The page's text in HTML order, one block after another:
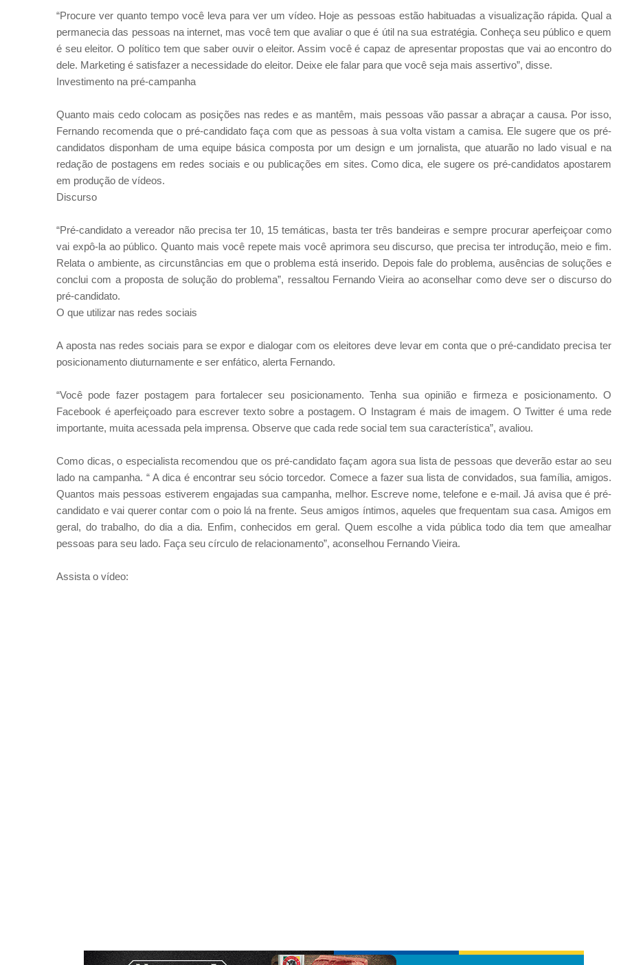
“Procure ver quanto tempo você leva para ver um vídeo. Hoje as pessoas estão habituadas a visualização rápida. Qual a
permanecia das pessoas na internet, mas você tem que avaliar o que é útil na sua estratégia. Conheça seu público e quem
é seu eleitor. O político tem que saber ouvir o eleitor. Assim você é capaz de apresentar propostas que vai ao encontro do
dele. Marketing é satisfazer a necessidade do eleitor. Deixe ele falar para que você seja mais assertivo”, disse.
Investimento na pré-campanha
Quanto mais cedo colocam as posições nas redes e as mantêm, mais pessoas vão passar a abraçar a causa. Por isso,
Fernando recomenda que o pré-candidato faça com que as pessoas à sua volta vistam a camisa. Ele sugere que os pré-
candidatos disponham de uma equipe básica composta por um design e um jornalista, que atuarão no lado visual e na
redação de postagens em redes sociais e ou publicações em sites. Como dica, ele sugere os pré-candidatos apostarem
em produção de vídeos.
Discurso
“Pré-candidato a vereador não precisa ter 10, 15 temáticas, basta ter três bandeiras e sempre procurar aperfeiçoar como
vai expô-la ao público. Quanto mais você repete mais você aprimora seu discurso, que precisa ter introdução, meio e fim.
Relata o ambiente, as circunstâncias em que o problema está inserido. Depois fale do problema, ausências de soluções e
conclui com a proposta de solução do problema”, ressaltou Fernando Vieira ao aconselhar como deve ser o discurso do
pré-candidato.
O que utilizar nas redes sociais
A aposta nas redes sociais para se expor e dialogar com os eleitores deve levar em conta que o pré-candidato precisa ter
posicionamento diuturnamente e ser enfático, alerta Fernando.
“Você pode fazer postagem para fortalecer seu posicionamento. Tenha sua opinião e firmeza e posicionamento. O
Facebook é aperfeiçoado para escrever texto sobre a postagem. O Instagram é mais de imagem. O Twitter é uma rede
importante, muita acessada pela imprensa. Observe que cada rede social tem sua característica”, avaliou.
Como dicas, o especialista recomendou que os pré-candidato façam agora sua lista de pessoas que deverão estar ao seu
lado na campanha. “ A dica é encontrar seu sócio torcedor. Comece a fazer sua lista de convidados, sua família, amigos.
Quantos mais pessoas estiverem engajadas sua campanha, melhor. Escreve nome, telefone e e-mail. Já avisa que é pré-
candidato e vai querer contar com o poio lá na frente. Seus amigos íntimos, aqueles que frequentam sua casa. Amigos em
geral, do trabalho, do dia a dia. Enfim, conhecidos em geral. Quem escolhe a vida pública todo dia tem que amealhar
pessoas para seu lado. Faça seu círculo de relacionamento”, aconselhou Fernando Vieira.
Assista o vídeo: